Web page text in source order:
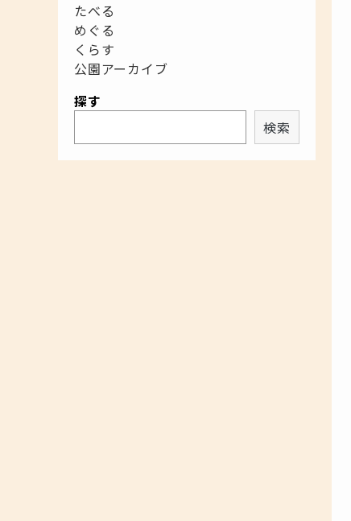
たべる
めぐる
くらす
公園アーカイブ
探す
検索